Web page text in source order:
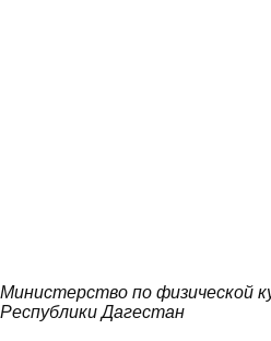
Министерство по физической
Республики Дагестан